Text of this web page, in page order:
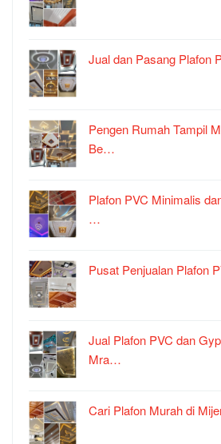
Jual dan Pasang Plafon
Pengen Rumah Tampil
Be…
Plafon PVC Minimalis
…
Pusat Penjualan Plafon
Jual Plafon PVC dan
Mra…
Cari Plafon Murah di